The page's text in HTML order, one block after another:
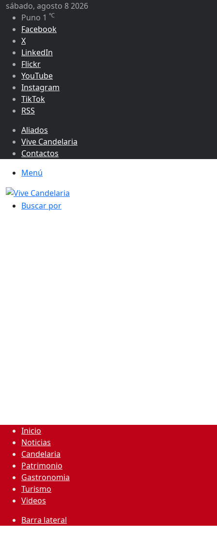
sábado, agosto 8 2026
Puno 1 ℃
Facebook
X
LinkedIn
Flickr
YouTube
Instagram
TikTok
RSS
Aliados
Vive Candelaria
Contactos
Menú
Buscar por
Inicio
Noticias
Candelaria
Patrimonio
Gastronomia
Turismo
Videos
Barra lateral